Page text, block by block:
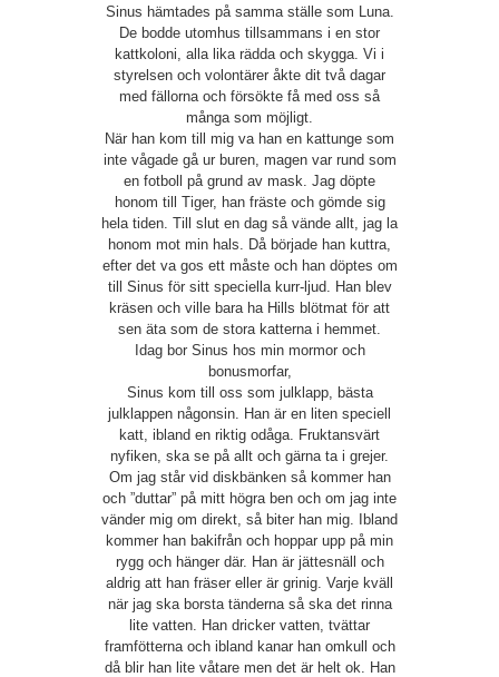
Sinus hämtades på samma ställe som Luna.
De bodde utomhus tillsammans i en stor
kattkoloni, alla lika rädda och skygga. Vi i
styrelsen och volontärer åkte dit två dagar
med fällorna och försökte få med oss så
många som möjligt.
När han kom till mig va han en kattunge som
inte vågade gå ur buren, magen var rund som
en fotboll på grund av mask. Jag döpte
honom till Tiger, han fräste och gömde sig
hela tiden. Till slut en dag så vände allt, jag la
honom mot min hals. Då började han kuttra,
efter det va gos ett måste och han döptes om
till Sinus för sitt speciella kurr-ljud. Han blev
kräsen och ville bara ha Hills blötmat för att
sen äta som de stora katterna i hemmet.
Idag bor Sinus hos min mormor och
bonusmorfar,
Sinus kom till oss som julklapp, bästa
julklappen någonsin. Han är en liten speciell
katt, ibland en riktig odåga. Fruktansvärt
nyfiken, ska se på allt och gärna ta i grejer.
Om jag står vid diskbänken så kommer han
och ”duttar” på mitt högra ben och om jag inte
vänder mig om direkt, så biter han mig. Ibland
kommer han bakifrån och hoppar upp på min
rygg och hänger där. Han är jättesnäll och
aldrig att han fräser eller är grinig. Varje kväll
när jag ska borsta tänderna så ska det rinna
lite vatten. Han dricker vatten, tvättar
framfötterna och ibland kanar han omkull och
då blir han lite våtare men det är helt ok. Han